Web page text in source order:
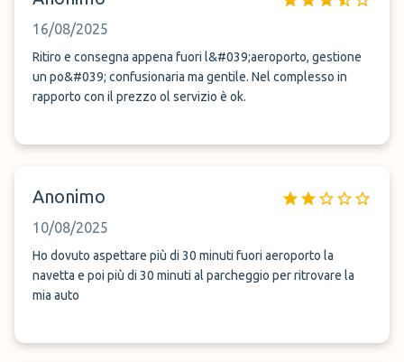
16/08/2025
Ritiro e consegna appena fuori l&#039;aeroporto, gestione
un po&#039; confusionaria ma gentile. Nel complesso in
rapporto con il prezzo ol servizio è ok.
Anonimo
10/08/2025
Ho dovuto aspettare più di 30 minuti fuori aeroporto la
navetta e poi più di 30 minuti al parcheggio per ritrovare la
mia auto